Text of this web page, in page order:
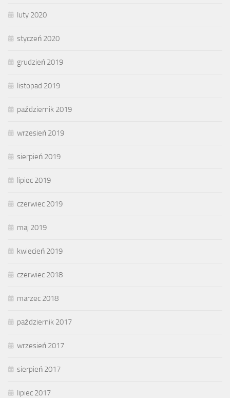
luty 2020
styczeń 2020
grudzień 2019
listopad 2019
październik 2019
wrzesień 2019
sierpień 2019
lipiec 2019
czerwiec 2019
maj 2019
kwiecień 2019
czerwiec 2018
marzec 2018
październik 2017
wrzesień 2017
sierpień 2017
lipiec 2017